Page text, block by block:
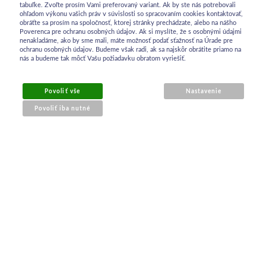
tabuľke. Zvoľte prosím Vami preferovaný variant. Ak by ste nás potrebovali
ohľadom výkonu vašich práv v súvislosti so spracovaním cookies kontaktovať,
obráťte sa prosím na spoločnosť, ktorej stránky prechádzate, alebo na nášho
Poverenca pre ochranu osobných údajov. Ak si myslíte, že s osobnými údajmi
nenakladáme, ako by sme mali, máte možnosť podať sťažnosť na Úrade pre
ochranu osobných údajov. Budeme však radi, ak sa najskôr obrátite priamo na
nás a budeme tak môcť Vašu požiadavku obratom vyriešiť.
Povoliť vše
Povoliť iba nutné
Nastavenie